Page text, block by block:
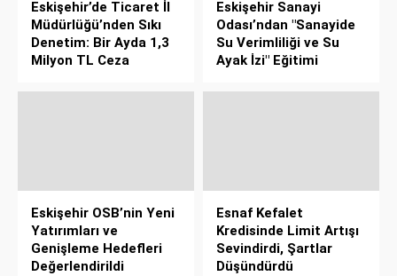
Eskişehir’de Ticaret İl
Müdürlüğü’nden Sıkı
Denetim: Bir Ayda 1,3
Milyon TL Ceza
Eskişehir Sanayi
Odası’ndan "Sanayide
Su Verimliliği ve Su
Ayak İzi" Eğitimi
Eskişehir OSB’nin Yeni
Yatırımları ve
Genişleme Hedefleri
Değerlendirildi
Esnaf Kefalet
Kredisinde Limit Artışı
Sevindirdi, Şartlar
Düşündürdü